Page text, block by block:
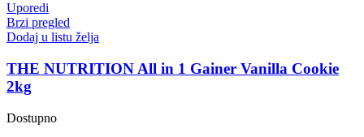
Uporedi
Brzi pregled
Dodaj u listu želja
THE NUTRITION All in 1 Gainer Vanilla Cookie
2kg
Dostupno